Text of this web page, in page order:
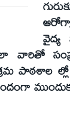
వారితో
పాఠశాల